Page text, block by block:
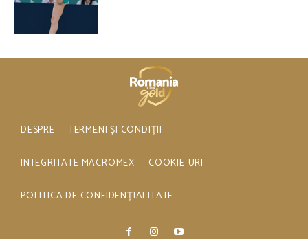
DESPRE TERMENI ȘI CONDIȚII
INTEGRITATE MACROMEX COOKIE-URI
POLITICA DE CONFIDENȚIALITATE